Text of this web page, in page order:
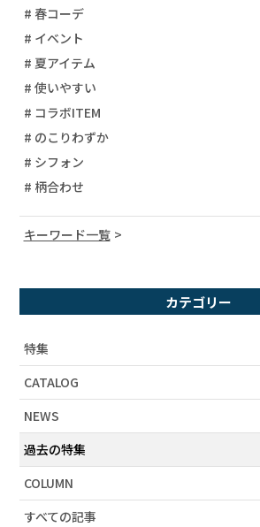
# 春コーデ
# イベント
# 夏アイテム
# 使いやすい
# コラボITEM
# のこりわずか
# シフォン
# 柄合わせ
キーワード一覧
# コーディネート
# ユニセックス
# 柄シャツ
# セットアップ
# 財布
# 2019SS
# アーティストコラボ
# ラビル
# カタログ掲載
# 春物新作
カテゴリー
特集
CATALOG
NEWS
過去の特集
COLUMN
すべての記事